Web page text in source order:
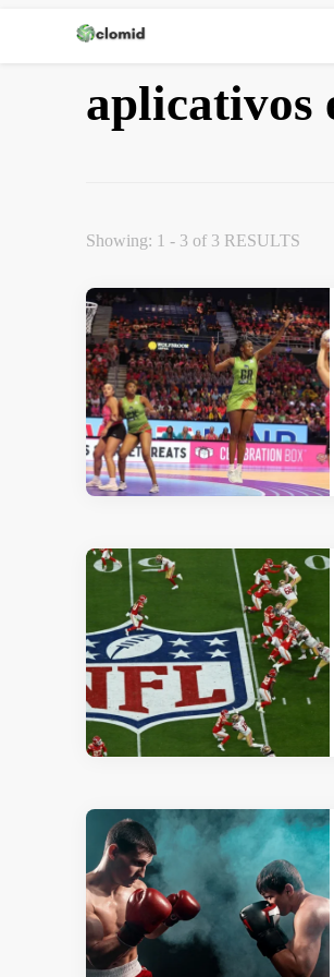
Clomid
aplicativos
Showing: 1 - 3 of 3 RESULTS